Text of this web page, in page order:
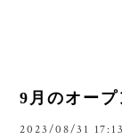
9月のオープ
2023/08/31 17:13